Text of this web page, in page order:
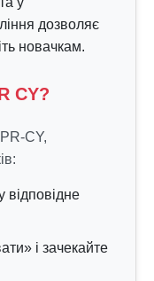
дозволяє
новачкам.
CY?
CY,
відповідне
і зачекайте